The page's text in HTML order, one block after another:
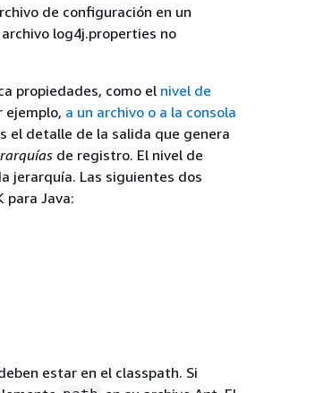
de configuración en un
log4j.properties no
propiedades, como el nivel de
ejemplo, a un archivo o a la consola
el detalle de la salida que genera
de registro. El nivel de
jerarquía. Las siguientes dos
para Java:
estar en el classpath. Si